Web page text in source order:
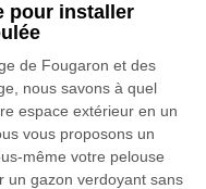
pour installer
de Fougaron et des
nous savons à quel
espace extérieur en un
vous proposons un
même votre pelouse
un gazon verdoyant sans